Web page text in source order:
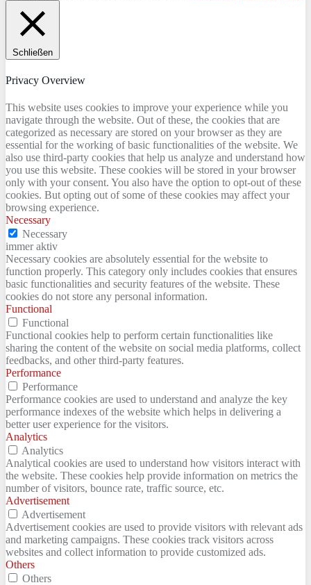
Schließen
Privacy Overview
This website uses cookies to improve your experience while you
navigate through the website. Out of these, the cookies that are
categorized as necessary are stored on your browser as they are
essential for the working of basic functionalities of the website. We
also use third-party cookies that help us analyze and understand how
you use this website. These cookies will be stored in your browser
only with your consent. You also have the option to opt-out of these
cookies. But opting out of some of these cookies may affect your
browsing experience.
Necessary
Necessary
immer aktiv
Necessary cookies are absolutely essential for the website to
function properly. This category only includes cookies that ensures
basic functionalities and security features of the website. These
cookies do not store any personal information.
Functional
Functional
Functional cookies help to perform certain functionalities like
sharing the content of the website on social media platforms, collect
feedbacks, and other third-party features.
Performance
Performance
Performance cookies are used to understand and analyze the key
performance indexes of the website which helps in delivering a
better user experience for the visitors.
Analytics
Analytics
Analytical cookies are used to understand how visitors interact with
the website. These cookies help provide information on metrics the
number of visitors, bounce rate, traffic source, etc.
Advertisement
Advertisement
Advertisement cookies are used to provide visitors with relevant ads
and marketing campaigns. These cookies track visitors across
websites and collect information to provide customized ads.
Others
Others